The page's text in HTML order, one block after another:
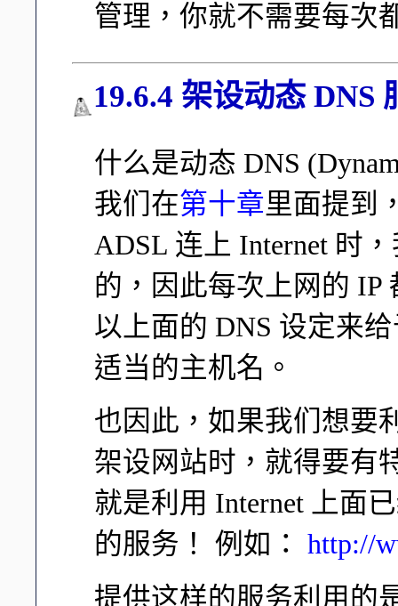
管理，你就不需要每次
19.6.4 架设动态 DNS
什么是动态 DNS
我们在第十章里面提到
ADSL 连上 Internet 时
的，因此每次上网的 IP
以上面的 DNS 设定来
适当的主机名。
也因此，如果我们想要
架设网站时，就得要有
就是利用 Internet 上面
的服务！ 例如： http://
提供这样的服务利用的